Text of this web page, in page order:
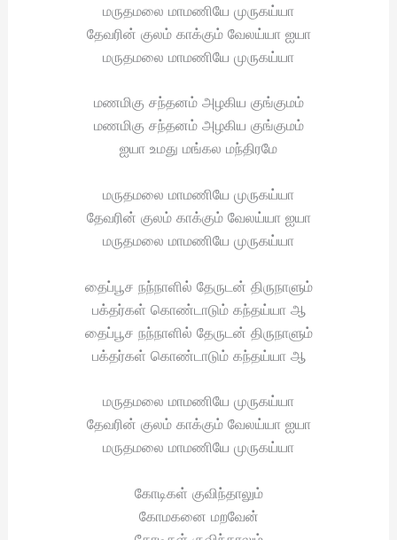
மருதமலை மாமணியே முருகய்யா
தேவரின் குலம் காக்கும் வேலய்யா ஐயா
மருதமலை மாமணியே முருகய்யா
மணமிகு சந்தனம் அழகிய குங்குமம்
மணமிகு சந்தனம் அழகிய குங்குமம்
ஐயா உமது மங்கல மந்திரமே
மருதமலை மாமணியே முருகய்யா
தேவரின் குலம் காக்கும் வேலய்யா ஐயா
மருதமலை மாமணியே முருகய்யா
தைப்பூச நந்நாளில் தேருடன் திருநாளும்
பக்தர்கள் கொண்டாடும் கந்தய்யா ஆ
தைப்பூச நந்நாளில் தேருடன் திருநாளும்
பக்தர்கள் கொண்டாடும் கந்தய்யா ஆ
மருதமலை மாமணியே முருகய்யா
தேவரின் குலம் காக்கும் வேலய்யா ஐயா
மருதமலை மாமணியே முருகய்யா
கோடிகள் குவிந்தாலும்
கோமகனை மறவேன்